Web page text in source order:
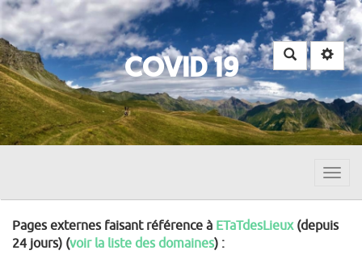
Rechercher
COVID 19
Pages externes faisant référence à ETaTdesLieux(depuis
24 jours) (voir la liste des domaines) :